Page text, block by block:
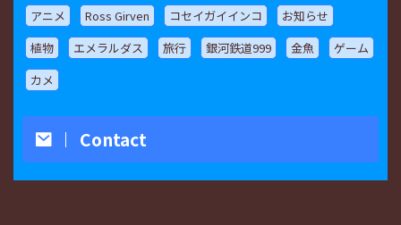
アニメ
Ross Girven コセイガイインコ
お知らせ
植物
エメラルダス 旅行 銀河鉄道999 金魚
ゲーム
カメ
Contact